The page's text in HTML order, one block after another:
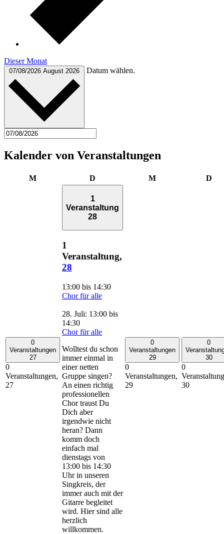
Dieser Monat
07/08/2026 August 2026 Datum wählen.
Kalender von Veranstaltungen
MMontag D MMittwoch D
0
Veranstaltungen
27
0
Veranstaltungen,
27
1
Veranstaltung
28
1
Veranstaltung,
28
13:00 bis 14:30
Chor für alle
28. Juli: 13:00 bis
14:30
Chor für alle
Wolltest du schon
immer einmal in
einer netten
Gruppe singen?
An einen richtig
professionellen
Chor traust Du
Dich aber
irgendwie nicht
heran? Dann
komm doch
einfach mal
dienstags von
13:00 bis 14:30
Uhr in unseren
Singkreis, der
immer auch mit der
Gitarre begleitet
wird. Hier sind alle
herzlich
willkommen.
0
Veranstaltungen
29
0
Veranstaltungen,
29
0
30
0
30